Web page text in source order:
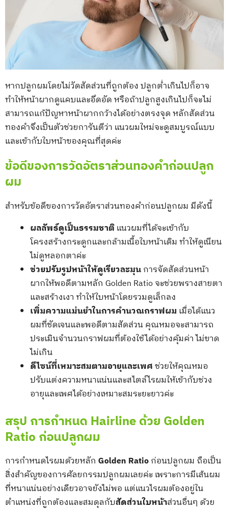
หากปลูกผมโดยไม่วัดสัดส่วนที่ถูกต้อง ปลูกต่ำเกินไปก็อาจ
ทำให้หน้าผากดูแคบและอึดอัด หรือถ้าปลูกสูงเกินไปก็จะไม่
สามารถแก้ปัญหาหน้าผากกว้างได้อย่างตรงจุด หลักสัดส่วน
ทองคำจึงเป็นตัวช่วยการันตีว่า แนวผมใหม่จะดูสมบูรณ์แบบ
และเข้ากับใบหน้าของคุณที่สุดค่ะ
ข้อดีของการวัดอัตราส่วนทองคำก่อนปลูก
ผม
สำหรับข้อดีของการวัดอัตราส่วนทองคำก่อนปลูกผม มีดังนี้
ผลลัพธ์ดูเป็นธรรมชาติแนวผมที่ได้จะเข้ากับ
โครงสร้างกระดูกและกล้ามเนื้อใบหน้าเดิม ทำให้ดูเนียน
ไม่ดูหลอกตาค่ะ
ช่วยปรับรูปหน้าให้ดูเรียวละมุนการจัดสัดส่วนหน้า
ผากให้พอดีตามหลัก Golden Ratio จะช่วยพรางสายตา
และสร้างเงา ทำให้ใบหน้าโดยรวมดูเล็กลง
เพิ่มความแม่นยำในการคำนวณกราฟผม เมื่อได้แนว
ผมที่ชัดเจนและพอดีตามสัดส่วน คุณหมอจะสามารถ
ประเมินจำนวนกราฟผมที่ต้องใช้ได้อย่างคุ้มค่า ไม่ขาด
ไม่เกิน
ดีไซน์ที่เหมาะสมตามอายุและเพศช่วยให้คุณหมอ
ปรับแต่งความหนาแน่นและสไตล์ไรผมให้เข้ากับช่วง
อายุและเพศได้อย่างเหมาะสมระยะยาวค่ะ
สรุป การกำหนด Hairline ด้วย Golden
Ratio ก่อนปลูกผม
การกำหนดไรผมด้วยหลักGolden Ratioก่อนปลูกผม ถือเป็น
สิ่งสำคัญของการศัลยกรรมปลูกผมเลยค่ะ เพราะการมีเส้นผม
ที่หนาแน่นอย่างเดียวอาจยังไม่พอ แต่แนวไรผมต้องอยู่ใน
ตำแหน่งที่ถูกต้องและสมดุลกับสัดส่วนใบหน้าส่วนอื่นๆ ด้วย